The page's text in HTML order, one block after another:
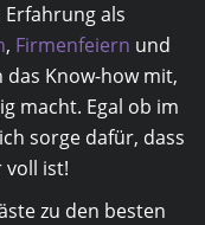
Erfahrung als
, Firmenfeiern und
Know-how mit,
macht. Egal ob im
sorge dafür, dass
voll ist!
zu den besten